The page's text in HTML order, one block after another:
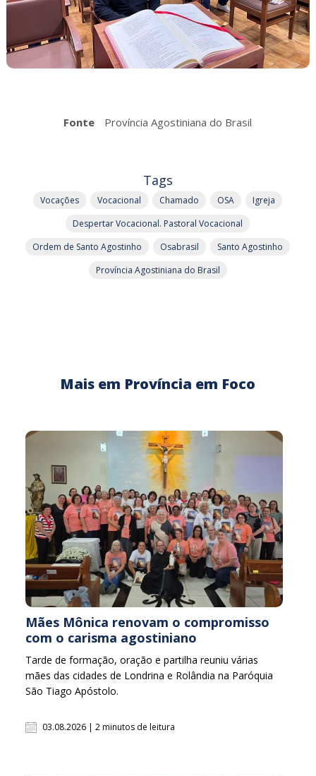
Fonte Província Agostiniana do Brasil
Tags
Vocações Vocacional Chamado OSA
Igreja
Despertar Vocacional. Pastoral Vocacional
Ordem de Santo Agostinho
Osabrasil
Santo Agostinho
Província Agostiniana do Brasil
Mais em Província em Foco
Mães Mônica renovam o compromisso
com o carisma agostiniano
Tarde de formação, oração e partilha reuniu várias
mães das cidades de Londrina e Rolândia na Paróquia
São Tiago Apóstolo.
03.08.2026 | 2 minutos de leitura